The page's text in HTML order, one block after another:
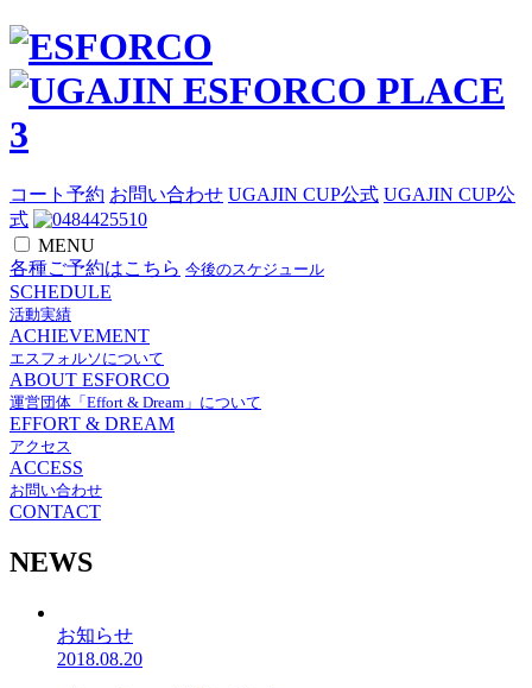
コート予約 お問い合わせ UGAJIN CUP公式 UGAJIN CUP公
式
MENU
各種ご予約はこちら 今後のスケジュール
SCHEDULE
活動実績
ACHIEVEMENT
エスフォルソについて
ABOUT ESFORCO
運営団体「Effort & Dream」について
EFFORT & DREAM
アクセス
ACCESS
お問い合わせ
CONTACT
NEWS
お知らせ
2018.08.20